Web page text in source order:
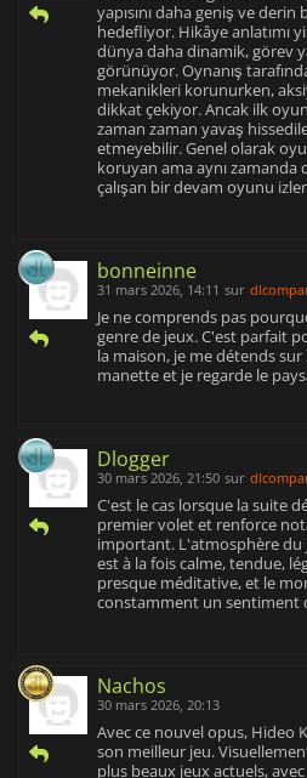
yapısını daha geniş ve derin
hedefliyor. Hikâye anlatımı
dünya daha dinamik, görev
görünüyor. Oynanış
mekanikleri korunurken,
dikkat çekiyor. Ancak ilk
zaman zaman yavaş
etmeyebilir. Genel olarak
koruyan ama aynı zamanda
çalışan bir devam oyunu
bonneinne
31 mars 2026, 14:11 sur
Je ne comprends pas
genre de jeux. C'est parfait
la maison, je me détends
manette et je regarde le
Dlogger
30 mars 2026, 21:50 sur
C'est le cas lorsque la suite
premier volet et renforce
important. L'atmosphère du
est à la fois calme, tendue,
presque méditative, et le
constamment un sentiment
Nachos
30 mars 2026, 20:13
Avec ce nouvel opus, Hideo
son meilleur jeu.
plus beaux jeux actuels,